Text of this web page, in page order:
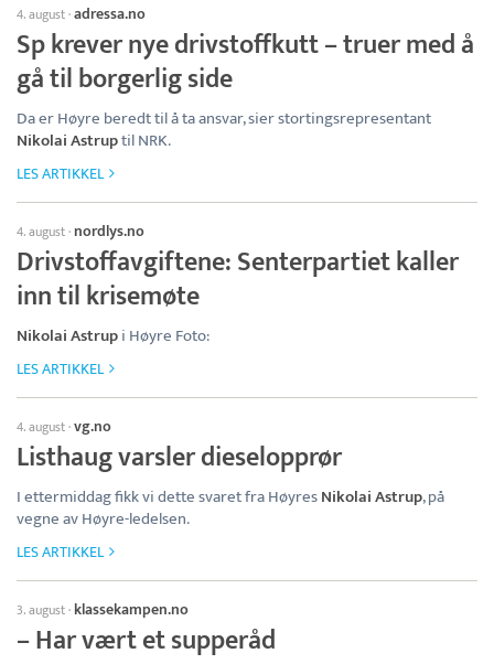
4. august·adressa.no
Sp krever nye drivstoffkutt – truer med å
gå til borgerlig side
Da er Høyre beredt til å ta ansvar, sier stortingsrepresentant
Nikolai Astruptil NRK.
LES ARTIKKEL
4. august· nordlys.no
Drivstoffavgiftene: Senterpartiet kaller
inn til krisemøte
Nikolai Astrupi Høyre Foto:
LES ARTIKKEL
4. august·vg.no
Listhaug varsler dieselopprør
I ettermiddag fikk vi dette svaret fra HøyresNikolai Astrup, på
vegne av Høyre-ledelsen.
LES ARTIKKEL
3. august· klassekampen.no
– Har vært et supperåd